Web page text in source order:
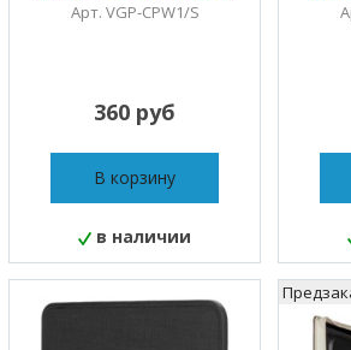
Арт. VGP-CPW1/S
360 руб
В корзину
в наличии